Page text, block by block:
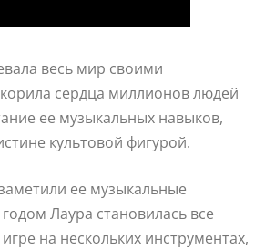
весь мир своими
сердца миллионов людей
ее музыкальных навыков,
культовой фигурой.
ее музыкальные
Лаура становилась все
на нескольких инструментах,